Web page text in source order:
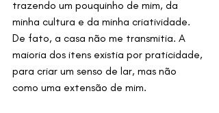
trazendo um pouquinho de mim, da
minha cultura e da minha criatividade.
De fato, a casa não me transmitia. A
maioria dos itens existia por praticidade,
para criar um senso de lar, mas não
como uma extensão de mim.